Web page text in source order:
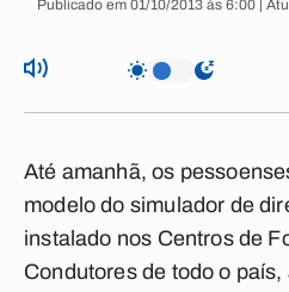
Publicado em 01/10/2013 às 6:00 |
Até amanhã, os
modelo do simulador de
instalado nos Centros de
Condutores de todo o